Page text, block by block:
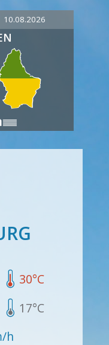
10.08.2026
30°C
17°C
h